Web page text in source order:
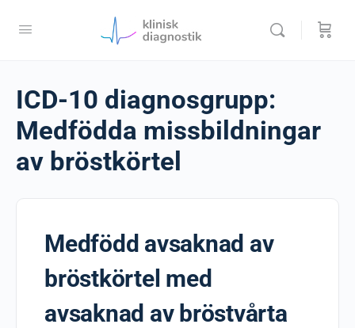
ICD-10 diagnosgrupp:
Medfödda missbildningar
av bröstkörtel
Medfödd avsaknad av
bröstkörtel med
avsaknad av bröstvårta